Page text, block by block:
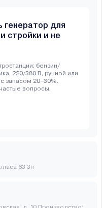
генератор для
стройки и не
бензин/
220/380 В, ручной или
запасом 20–30%.
вопросы.
63 3н